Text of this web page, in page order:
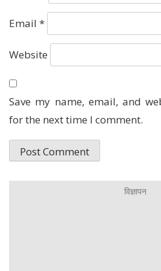
Email *
Website
Save my name, email, and
for the next time I comment.